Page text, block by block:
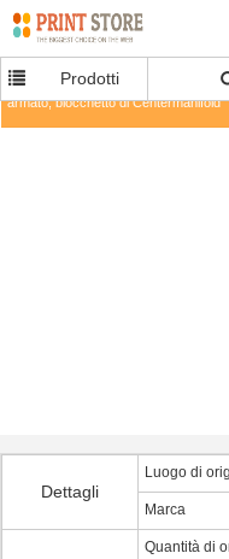
Prodotti
Motore dell'unità del blocco
armato, blocchetto di Centermanifold
Dettagli
Luogo di
Marca
Quantità di